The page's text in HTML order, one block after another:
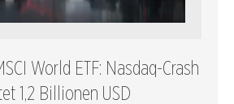
World ETF: Nasdaq-Crash
1,2 Billionen USD